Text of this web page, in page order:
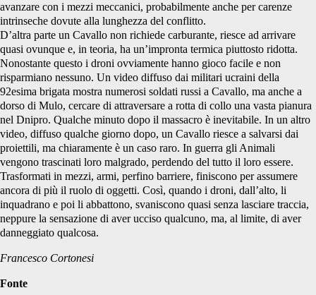
avanzare con i mezzi meccanici, probabilmente anche per carenze
intrinseche dovute alla lunghezza del conflitto.
D’altra parte un Cavallo non richiede carburante, riesce ad arrivare
quasi ovunque e, in teoria, ha un’impronta termica piuttosto ridotta.
Nonostante questo i droni ovviamente hanno gioco facile e non
risparmiano nessuno. Un video diffuso dai militari ucraini della
92esima brigata mostra numerosi soldati russi a Cavallo, ma anche a
dorso di Mulo, cercare di attraversare a rotta di collo una vasta pianura
nel Dnipro. Qualche minuto dopo il massacro è inevitabile. In un altro
video, diffuso qualche giorno dopo, un Cavallo riesce a salvarsi dai
proiettili, ma chiaramente è un caso raro. In guerra gli Animali
vengono trascinati loro malgrado, perdendo del tutto il loro essere.
Trasformati in mezzi, armi, perfino barriere, finiscono per assumere
ancora di più il ruolo di oggetti. Così, quando i droni, dall’alto, li
inquadrano e poi li abbattono, svaniscono quasi senza lasciare traccia,
neppure la sensazione di aver ucciso qualcuno, ma, al limite, di aver
danneggiato qualcosa.
Francesco Cortonesi
Fonte